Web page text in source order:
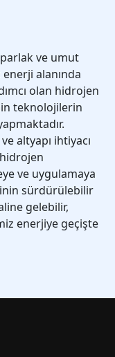
ve umut
alanında
olan hidrojen
teknolojilerin
altyapı ihtiyacı
ve uygulamaya
sürdürülebilir
gelebilir,
enerjiye geçişte